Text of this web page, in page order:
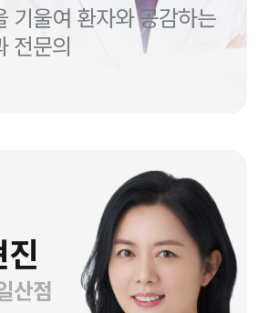
기울여 환자와 공감하는
전문의
산점